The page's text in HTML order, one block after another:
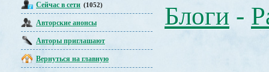
Сейчас в сети (1052)
Авторские анонсы
Авторы приглашают
Вернуться на главную
Блоги -